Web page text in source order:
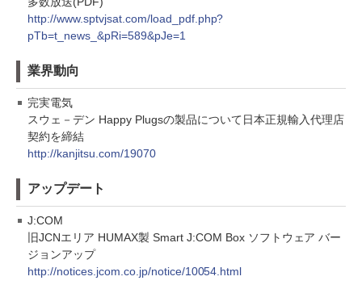
http://www.sptvjsat.com/load_pdf.php?
pTb=t_news_&pRi=589&pJe=1
業界動向
完実電気
スウェ－デン Happy Plugsの製品について日本正規輸入代理店
契約を締結
http://kanjitsu.com/19070
アップデート
J:COM
旧JCNエリア HUMAX製 Smart J:COM Box ソフトウェア バー
ジョンアップ
http://notices.jcom.co.jp/notice/10054.html